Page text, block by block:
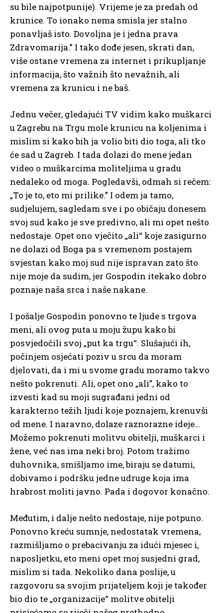
su bile najpotpunije). Vrijeme je za predah od
krunice. To ionako nema smisla jer stalno
ponavljaš isto. Dovoljna je i jedna prava
Zdravomarija.” I tako dođe jesen, skrati dan,
više ostane vremena za internet i prikupljanje
informacija, što važnih što nevažnih, ali
vremena za krunicu i ne baš.
Jednu večer, gledajući TV vidim kako muškarci
u Zagrebu na Trgu mole krunicu na koljenima i
mislim si kako bih ja volio biti dio toga, ali tko
će sad u Zagreb. I tada dolazi do mene jedan
video o muškarcima moliteljima u gradu
nedaleko od moga. Pogledavši, odmah si rečem:
„To je to, eto mi prilike.” I odem ja tamo,
sudjelujem, sagledam sve i po običaju donesem
svoj sud kako je sve predivno, ali mi opet nešto
nedostaje. Opet ono vječito „ali“ koje zasigurno
ne dolazi od Boga pa s vremenom postajem
svjestan kako moj sud nije ispravan zato što
nije moje da sudim, jer Gospodin itekako dobro
poznaje naša srca i naše nakane.
I pošalje Gospodin ponovno te ljude s trgova
meni, ali ovog puta u moju župu kako bi
posvjedočili svoj „put ka trgu“. Slušajući ih,
počinjem osjećati poziv u srcu da moram
djelovati, da i mi u svome gradu moramo takvo
nešto pokrenuti. Ali, opet ono „ali”, kako to
izvesti kad su moji sugrađani jedni od
karakterno težih ljudi koje poznajem, krenuvši
od mene. I naravno, dolaze raznorazne ideje…
Možemo pokrenuti molitvu obitelji, muškarci i
žene, već nas ima neki broj. Potom tražimo
duhovnika, smišljamo ime, biraju se datumi,
dobivamo i podršku jedne udruge koja ima
hrabrost moliti javno. Pada i dogovor konačno.
Međutim, i dalje nešto nedostaje, nije potpuno.
Ponovno kreću sumnje, nedostatak vremena,
razmišljamo o prebacivanju za idući mjesec i,
naposljetku, eto meni opet moj susjedni grad,
mislim si tada. Nekoliko dana poslije, u
razgovoru sa svojim prijateljem koji je također
bio dio te „organizacije“ molitve obitelji